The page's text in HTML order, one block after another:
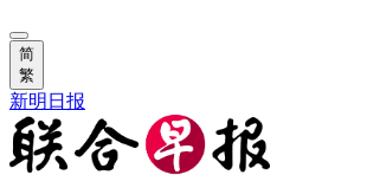
简
繁
新明日报